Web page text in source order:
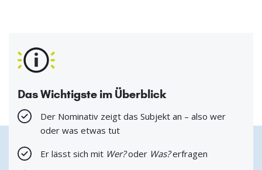
Das Wichtigste im Überblick
Der Nominativ zeigt das Subjekt an – also wer
oder was etwas tut
Er lässt sich mit Wer?oder Was?erfragen